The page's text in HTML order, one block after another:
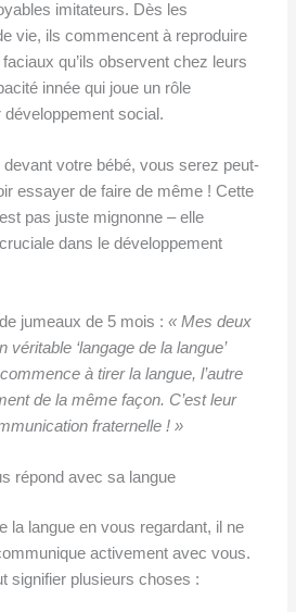
imitateurs. Dès les
vie, ils commencent à reproduire
qu’ils observent chez leurs
innée qui joue un rôle
social.
votre bébé, vous serez peut-
essayer de faire de même ! Cette
pas juste mignonne – elle
dans le développement
jumeaux de 5 mois : « Mes deux
‘langage de la langue’
à tirer la langue, l’autre
de la même façon. C’est leur
fraternelle ! »
répond avec sa langue
la langue en vous regardant, il ne
activement avec vous.
signifier plusieurs choses :